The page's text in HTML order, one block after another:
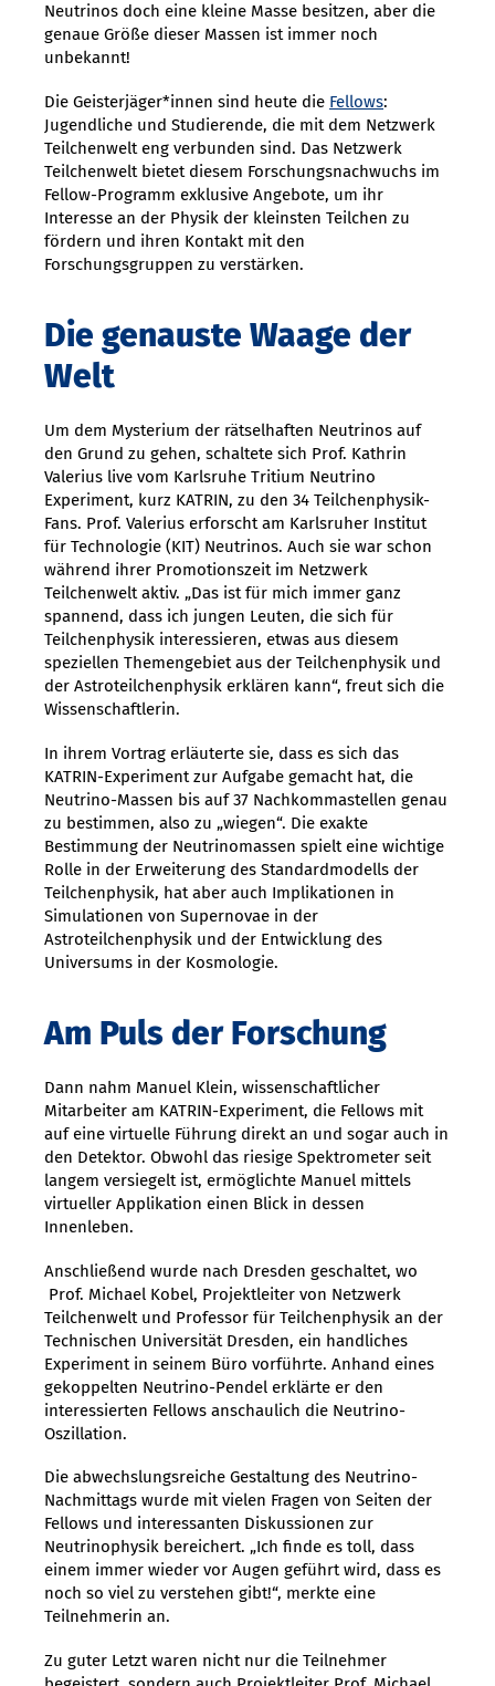
Neutrinos doch eine kleine Masse besitzen, aber die
genaue Größe dieser Massen ist immer noch
unbekannt!
Die Geisterjäger*innen sind heute die Fellows:
Jugendliche und Studierende, die mit dem Netzwerk
Teilchenwelt eng verbunden sind. Das Netzwerk
Teilchenwelt bietet diesem Forschungsnachwuchs im
Fellow-Programm exklusive Angebote, um ihr
Interesse an der Physik der kleinsten Teilchen zu
fördern und ihren Kontakt mit den
Forschungsgruppen zu verstärken.
Die genauste Waage der
Welt
Um dem Mysterium der rätselhaften Neutrinos auf
den Grund zu gehen, schaltete sich Prof. Kathrin
Valerius live vom Karlsruhe Tritium Neutrino
Experiment, kurz KATRIN, zu den 34 Teilchenphysik-
Fans. Prof. Valerius erforscht am Karlsruher Institut
für Technologie (KIT) Neutrinos. Auch sie war schon
während ihrer Promotionszeit im Netzwerk
Teilchenwelt aktiv. „Das ist für mich immer ganz
spannend, dass ich jungen Leuten, die sich für
Teilchenphysik interessieren, etwas aus diesem
speziellen Themengebiet aus der Teilchenphysik und
der Astroteilchenphysik erklären kann“, freut sich die
Wissenschaftlerin.
In ihrem Vortrag erläuterte sie, dass es sich das
KATRIN-Experiment zur Aufgabe gemacht hat, die
Neutrino-Massen bis auf 37 Nachkommastellen genau
zu bestimmen, also zu „wiegen“. Die exakte
Bestimmung der Neutrinomassen spielt eine wichtige
Rolle in der Erweiterung des Standardmodells der
Teilchenphysik, hat aber auch Implikationen in
Simulationen von Supernovae in der
Astroteilchenphysik und der Entwicklung des
Universums in der Kosmologie.
Am Puls der Forschung
Dann nahm Manuel Klein, wissenschaftlicher
Mitarbeiter am KATRIN-Experiment, die Fellows mit
auf eine virtuelle Führung direkt an und sogar auch in
den Detektor. Obwohl das riesige Spektrometer seit
langem versiegelt ist, ermöglichte Manuel mittels
virtueller Applikation einen Blick in dessen
Innenleben.
Anschließend wurde nach Dresden geschaltet, wo
Prof. Michael Kobel, Projektleiter von Netzwerk
Teilchenwelt und Professor für Teilchenphysik an der
Technischen Universität Dresden, ein handliches
Experiment in seinem Büro vorführte. Anhand eines
gekoppelten Neutrino-Pendel erklärte er den
interessierten Fellows anschaulich die Neutrino-
Oszillation.
Die abwechslungsreiche Gestaltung des Neutrino-
Nachmittags wurde mit vielen Fragen von Seiten der
Fellows und interessanten Diskussionen zur
Neutrinophysik bereichert. „Ich finde es toll, dass
einem immer wieder vor Augen geführt wird, dass es
noch so viel zu verstehen gibt!“, merkte eine
Teilnehmerin an.
Zu guter Letzt waren nicht nur die Teilnehmer